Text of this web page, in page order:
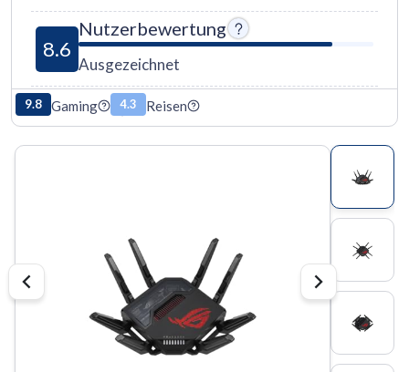
8.6
Nutzerbewertung
Ausgezeichnet
9.8 Gaming 4.3 Reisen